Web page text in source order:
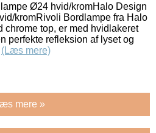
Ø24 hvid/kromHalo Design
kromRivoli Bordlampe fra Halo
chrome top, er med hvidlakeret
perfekte refleksion af lyset og
(Læs mere)
mere »